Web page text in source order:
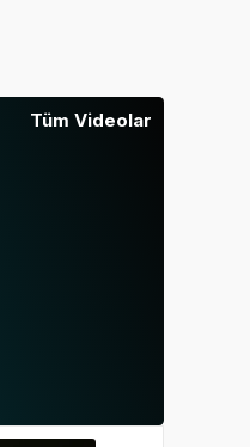
Tüm Videolar